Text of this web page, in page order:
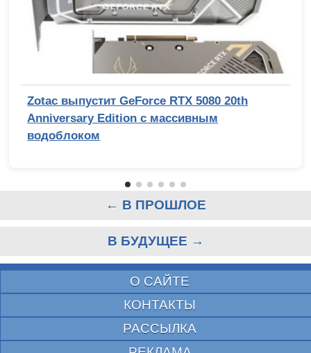
Zotac выпустит GeForce RTX 5080 20th
Anniversary Edition с массивным
водоблоком
← В ПРОШЛОЕ
В БУДУЩЕЕ →
О САЙТЕ
КОНТАКТЫ
РАССЫЛКА